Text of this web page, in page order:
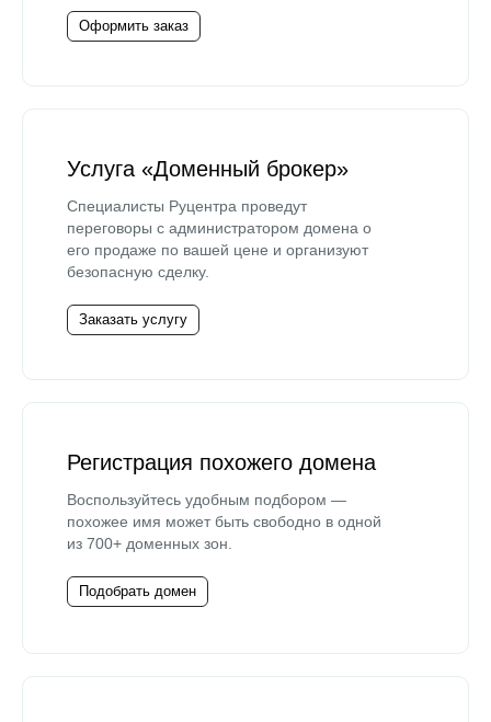
Оформить заказ
Услуга «Доменный брокер»
Специалисты Руцентра проведут
переговоры с администратором домена о
его продаже по вашей цене и организуют
безопасную сделку.
Заказать услугу
Регистрация похожего домена
Воспользуйтесь удобным подбором —
похожее имя может быть свободно в одной
из 700+ доменных зон.
Подобрать домен